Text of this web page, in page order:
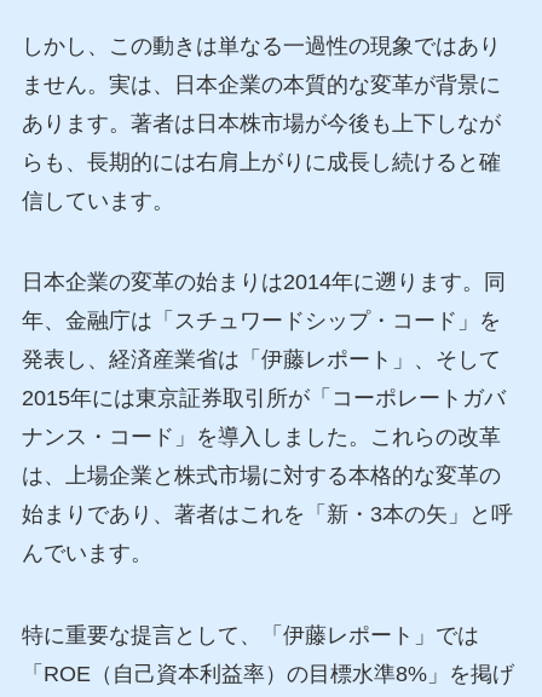
しかし、この動きは単なる一過性の現象ではあり
ません。実は、日本企業の本質的な変革が背景に
あります。著者は日本株市場が今後も上下しなが
らも、長期的には右肩上がりに成長し続けると確
信しています。
日本企業の変革の始まりは2014年に遡ります。同
年、金融庁は「スチュワードシップ・コード」を
発表し、経済産業省は「伊藤レポート」、そして
2015年には東京証券取引所が「コーポレートガバ
ナンス・コード」を導入しました。これらの改革
は、上場企業と株式市場に対する本格的な変革の
始まりであり、著者はこれを「新・3本の矢」と呼
んでいます。
特に重要な提言として、「伊藤レポート」では
「ROE（自己資本利益率）の目標水準8%」を掲げ